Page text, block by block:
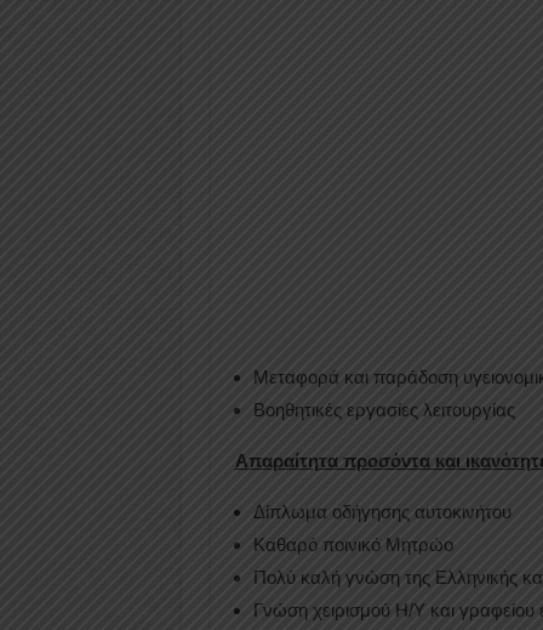
Μεταφορά και παράδοση
Βοηθητικές εργασίες λειτουργίας
Απαραίτητα προσόντα και
Δίπλωμα οδήγησης αυτοκινήτου
Καθαρό ποινικό Μητρώο
Πολύ καλή γνώση της Ελληνικής
Γνώση χειρισμού Η/Υ και